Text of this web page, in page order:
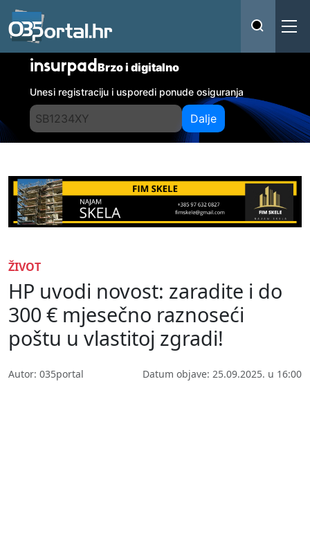
insurpadBrzo i digitalno
Unesi registraciju i usporedi ponude osiguranja
Dalje
ŽIVOT
HP uvodi novost: zaradite i do
300 € mjesečno raznoseći
poštu u vlastitoj zgradi!
Autor: 035portal Datum objave: 25.09.2025. u 16:00